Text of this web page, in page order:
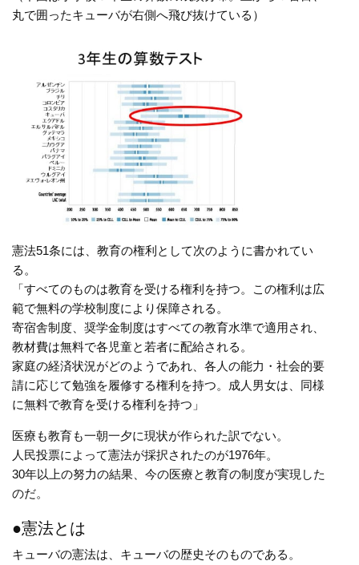
丸で囲ったキューバが右側へ飛び抜けている）
憲法51条には、教育の権利として次のように書かれてい
る。
「すべてのものは教育を受ける権利を持つ。この権利は広
範で無料の学校制度により保障される。
寄宿舎制度、奨学金制度はすべての教育水準で適用され、
教材費は無料で各児童と若者に配給される。
家庭の経済状況がどのようであれ、各人の能力・社会的要
請に応じて勉強を履修する権利を持つ。成人男女は、同様
に無料で教育を受ける権利を持つ」
医療も教育も一朝一夕に現状が作られた訳でない。
人民投票によって憲法が採択されたのが1976年。
30年以上の努力の結果、今の医療と教育の制度が実現した
のだ。
●憲法とは
キューバの憲法は、キューバの歴史そのものである。